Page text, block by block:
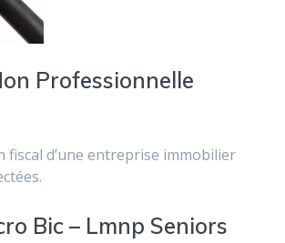
Professionnelle
d’une entreprise immobilier
Bic – Lmnp Seniors